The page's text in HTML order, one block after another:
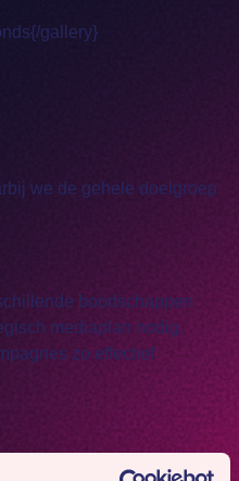
gallery}
we de gehele doelgroep
boodschappen
mediaplan nodig.
zo effectief
media heeft het oogfonds